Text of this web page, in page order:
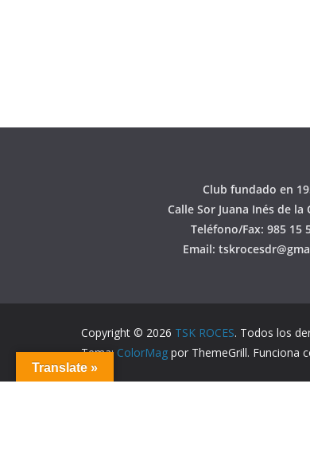
Club fundado en
Calle Sor Juana Inés de la
Teléfono/Fax: 985 15
Email:
Copyright © 2026 TSK ROCES. Todos los
Tema: ColorMag por ThemeGrill. Funciona
Translate »